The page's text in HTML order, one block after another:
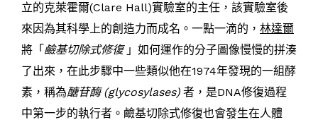
立的克萊霍爾(Clare Hall)實驗室的主任，該實驗室後
來因為其科學上的創造力而成名。一點一滴的， 林達爾
將「 鹼基切除式修復 」如何運作的分子圖像慢慢的拼湊
了出來，在此步驟中一些類似他在1974年發現的一組酵
素，稱為醣苷酶 (glycosylases) 者，是DNA修復過程
中第一步的執行者。鹼基切除式修復也會發生在人體